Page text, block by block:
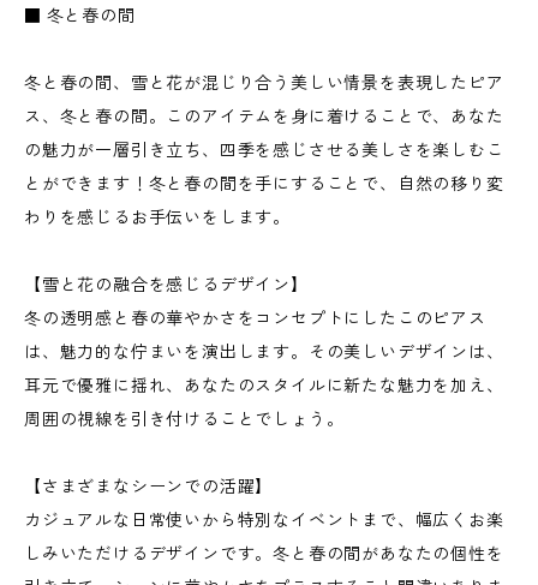
■ 冬と春の間
冬と春の間、雪と花が混じり合う美しい情景を表現したピア
ス、冬と春の間。このアイテムを身に着けることで、あなた
の魅力が一層引き立ち、四季を感じさせる美しさを楽しむこ
とができます！冬と春の間を手にすることで、自然の移り変
わりを感じるお手伝いをします。
【雪と花の融合を感じるデザイン】
冬の透明感と春の華やかさをコンセプトにしたこのピアス
は、魅力的な佇まいを演出します。その美しいデザインは、
耳元で優雅に揺れ、あなたのスタイルに新たな魅力を加え、
周囲の視線を引き付けることでしょう。
【さまざまなシーンでの活躍】
カジュアルな日常使いから特別なイベントまで、幅広くお楽
しみいただけるデザインです。冬と春の間があなたの個性を